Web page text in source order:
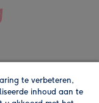
te verbeteren,
inhoud aan te